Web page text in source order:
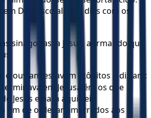
em Damasco alguns dias com os
sinagogas, a Jesus, afirmando que
o ouviam estavam atônitos e diziam:
em Jerusalém os que
Jesus e para aqui veio
fim de os levar amarrados aos